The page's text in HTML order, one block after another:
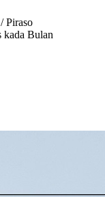
Piraso
kada Bulan